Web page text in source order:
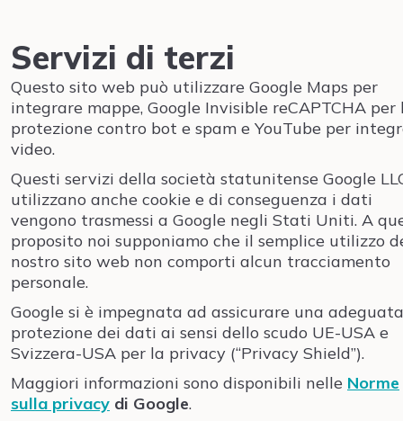
Servizi di terzi
Questo sito web può utilizzare Google Maps per
integrare mappe, Google Invisible reCAPTCHA per
protezione contro bot e spam e YouTube per
video.
Questi servizi della società statunitense Google
utilizzano anche cookie e di conseguenza i dati
vengono trasmessi a Google negli Stati Uniti. A
proposito noi supponiamo che il semplice utilizzo
nostro sito web non comporti alcun tracciamento
personale.
Google si è impegnata ad assicurare una adeguata
protezione dei dati ai sensi dello scudo UE-USA e
Svizzera-USA per la privacy (“Privacy Shield”).
Maggiori informazioni sono disponibili nelle Norme
sulla privacy di Google.